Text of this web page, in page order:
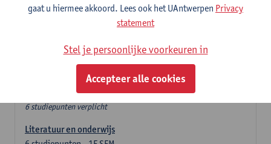
Verplicht algemeen opleidingsonderdeel
Deze 6 verplichte studiepunten tellen mee in de
domeincomponent van een van de gekozen talen.
Verplicht algemeen opleidingsonderdeel
6 studiepunten verplicht
Literatuur en onderwijs
gaat u hiermee akkoord. Lees ook het UAntwerpen Privacy
statement
Stel je persoonlijke voorkeuren in
Accepteer alle cookies